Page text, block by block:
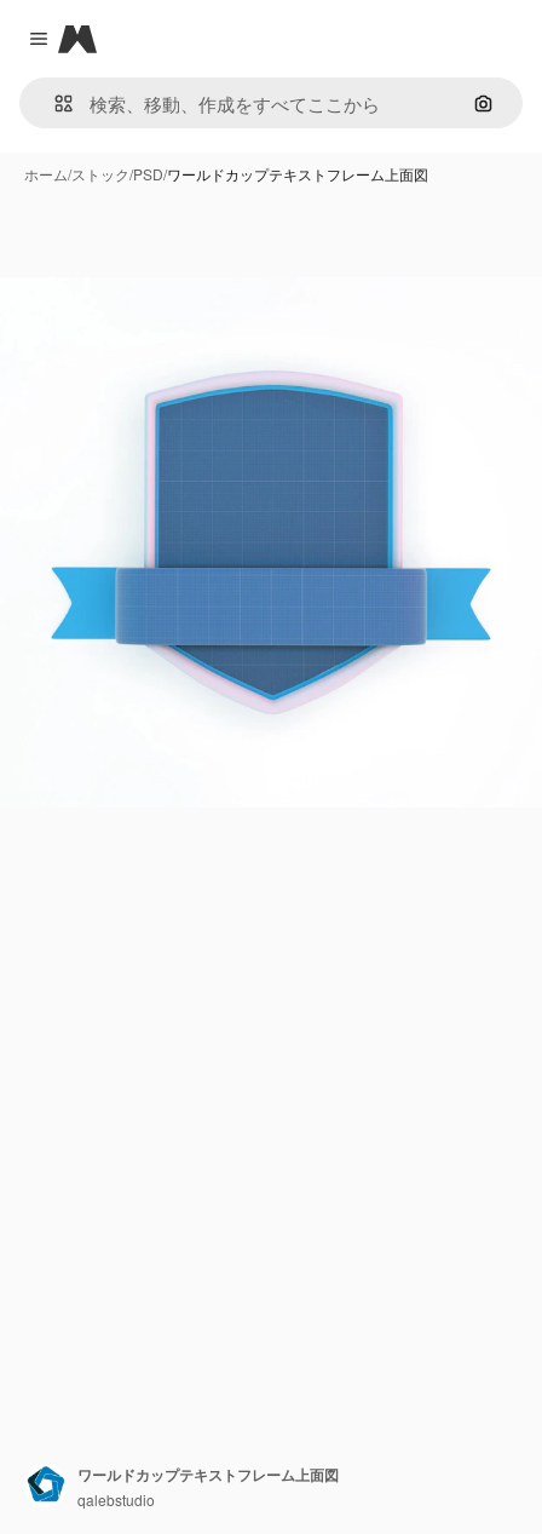
Close menu
Magnific
画像で
ホーム/ストック/PSD/ワールドカップテキストフレーム上面図
ワールドカップテキストフレーム上面図
qalebstudio